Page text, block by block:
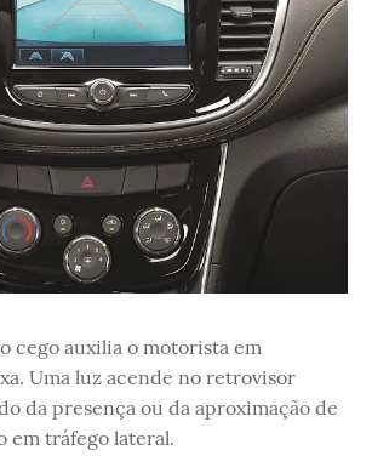
cego auxilia o motorista em
Uma luz acende no retrovisor
da presença ou da aproximação de
em tráfego lateral.